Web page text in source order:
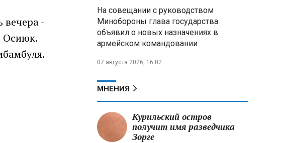
вечера -
Осиюк.
меры по защите инфраструктуры
от терактов
Минобороны РФ: «Искандер»
ВСУ в Днепропетровской
e‑торговле, биржевому рынку и
ученым званиям
На совещании с руководством
Минобороны глава государства
объявил о новых назначениях в
армейском командовании
07 августа 2026, 16:02
МНЕНИЯ
Курильский остров
получит имя разведчика
Зорге